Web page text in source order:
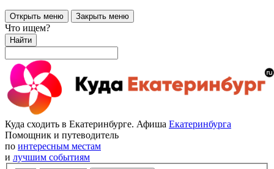
Открыть меню Закрыть меню
Что ищем?
Найти
Куда сходить в Екатеринбурге. Афиша Екатеринбурга
Помощник и путеводитель
по интересным местам
и лучшим событиям